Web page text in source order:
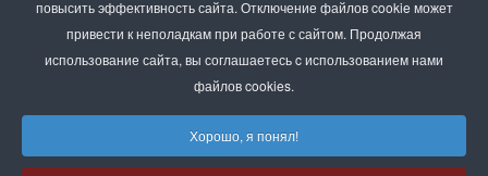
повысить эффективность сайта. Отключение файлов cookie может
привести к неполадкам при работе с сайтом. Продолжая
использование сайта, вы соглашаетесь c использованием нами
файлов cookies.
Хорошо, я понял!